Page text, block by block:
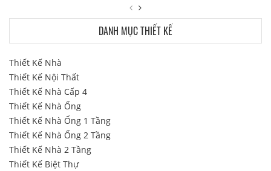
DANH MỤC THIẾT KẾ
Thiết Kế Nhà
Thiết Kế Nội Thất
Thiết Kế Nhà Cấp 4
Thiết Kế Nhà Ống
Thiết Kế Nhà Ống 1 Tầng
Thiết Kế Nhà Ống 2 Tầng
Thiết Kế Nhà 2 Tầng
Thiết Kế Biệt Thự